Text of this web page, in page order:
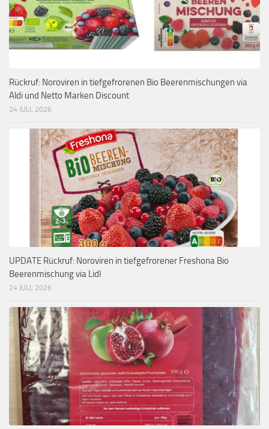
Rückruf: Noroviren in tiefgefrorenen Bio Beerenmischungen via
Aldi und Netto Marken Discount
24 JULI, 2026
UPDATE Rückruf: Noroviren in tiefgefrorener Freshona Bio
Beerenmischung via Lidl
24 JULI, 2026